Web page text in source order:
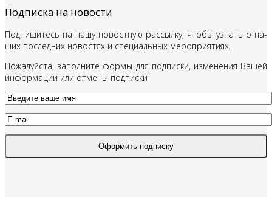
Подписка на новости
Под­пи­ши­тесь на на­шу но­вост­ную рас­сыл­ку, что­бы узнать о на­
ших по­след­них но­во­стях и спе­ци­аль­ных ме­ро­при­я­ти­ях.
По­жа­луй­ста, за­пол­ни­те фор­мы для под­пис­ки, из­ме­не­ния Ва­шей
ин­фор­ма­ции или от­ме­ны под­пис­ки